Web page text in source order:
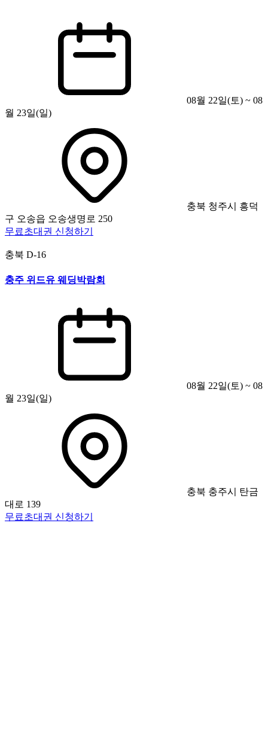
08월 22일(토) ~ 08
월 23일(일)
충북 청주시 흥덕
구 오송읍 오송생명로 250
무료초대권 신청하기
충북 D-16
충주 위드유 웨딩박람회
08월 22일(토) ~ 08
월 23일(일)
충북 충주시 탄금
대로 139
무료초대권 신청하기